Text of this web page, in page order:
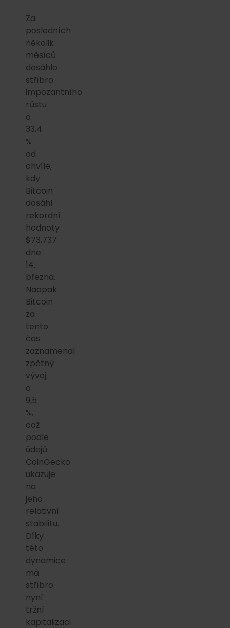
Za
posledních
několik
měsíců
dosáhlo
stříbro
impozantního
růstu
o
33,4
%
od
chvíle,
kdy
Bitcoin
dosáhl
rekordní
hodnoty
$73,737
dne
14.
března.
Naopak
Bitcoin
za
tento
čas
zaznamenal
zpětný
vývoj
o
9,5
%,
což
podle
údajů
CoinGecko
ukazuje
na
jeho
relativní
stabilitu.
Díky
této
dynamice
má
stříbro
nyní
tržní
kapitalizaci